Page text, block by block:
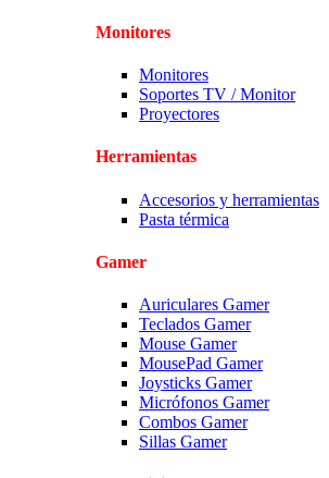
Monitores
Monitores
Soportes TV / Monitor
Proyectores
Herramientas
Accesorios y herramientas
Pasta térmica
Gamer
Auriculares Gamer
Teclados Gamer
Mouse Gamer
MousePad Gamer
Joysticks Gamer
Micrófonos Gamer
Combos Gamer
Sillas Gamer